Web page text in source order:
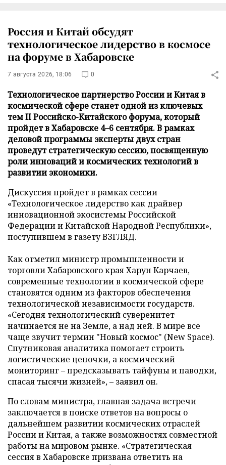
Россия и Китай обсудят
технологическое лидерство в космосе
на форуме в Хабаровске
7 августа 2026, 18:06 0
Технологическое партнерство России и Китая в
космической сфере станет одной из ключевых
тем II Российско-Китайского форума, который
пройдет в Хабаровске 4–6 сентября. В рамках
деловой программы эксперты двух стран
проведут стратегическую сессию, посвященную
роли инноваций и космических технологий в
развитии экономики.
Дискуссия пройдет в рамках сессии
«Технологическое лидерство как драйвер
инновационной экосистемы Российской
Федерации и Китайской Народной Республики»,
поступившем в газету ВЗГЛЯД.
Как отметил министр промышленности и
торговли Хабаровского края Харун Карчаев,
современные технологии в космической сфере
становятся одним из факторов обеспечения
технологической независимости государств.
«Сегодня технологический суверенитет
начинается не на Земле, а над ней. В мире все
чаще звучит термин "Новый космос" (New Space).
Спутниковая аналитика помогает строить
логистические цепочки, а космический
мониторинг – предсказывать тайфуны и паводки,
спасая тысячи жизней», – заявил он.
По словам министра, главная задача встречи
заключается в поиске ответов на вопросы о
дальнейшем развитии космических отраслей
России и Китая, а также возможностях совместной
работы на мировом рынке. «Стратегическая
сессия в Хабаровске призвана ответить на